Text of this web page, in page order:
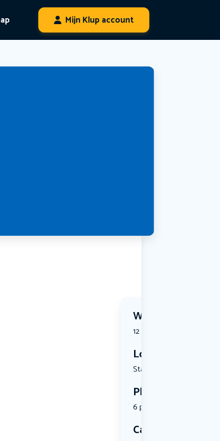
Mijn Klup account
Wanneer?
12 September 2026 | 10:30
Locatie
Stationspl...
Plekken
6 plekken beschikbaar
Categorie